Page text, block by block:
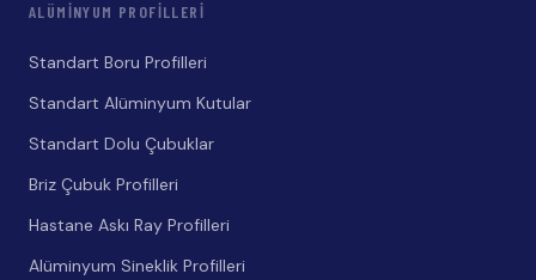
ALÜMINYUM PROFILLERI
Standart Boru Profilleri
Standart Alüminyum Kutular
Standart Dolu Çubuklar
Briz Çubuk Profilleri
Hastane Askı Ray Profilleri
Alüminyum Sineklik Profilleri